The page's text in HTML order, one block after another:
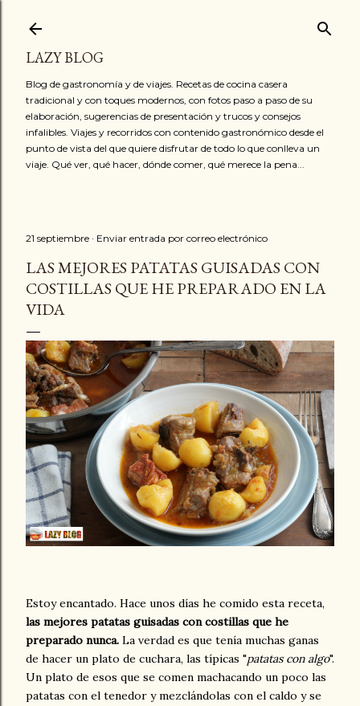
LAZY BLOG
Blog de gastronomía y de viajes. Recetas de cocina casera
tradicional y con toques modernos, con fotos paso a paso de su
elaboración, sugerencias de presentación y trucos y consejos
infalibles. Viajes y recorridos con contenido gastronómico desde el
punto de vista del que quiere disfrutar de todo lo que conlleva un
viaje. Qué ver, qué hacer, dónde comer, qué merece la pena...
21 septiembre Enviar entrada por correo electrónico
LAS MEJORES PATATAS GUISADAS CON
COSTILLAS QUE HE PREPARADO EN LA
VIDA
Estoy encantado. Hace unos días he comido esta receta,
las mejores patatas guisadas con costillas que he
preparado nunca. La verdad es que tenía muchas ganas
de hacer un plato de cuchara, las típicas "patatas con algo".
Un plato de esos que se comen machacando un poco las
patatas con el tenedor y mezclándolas con el caldo y se